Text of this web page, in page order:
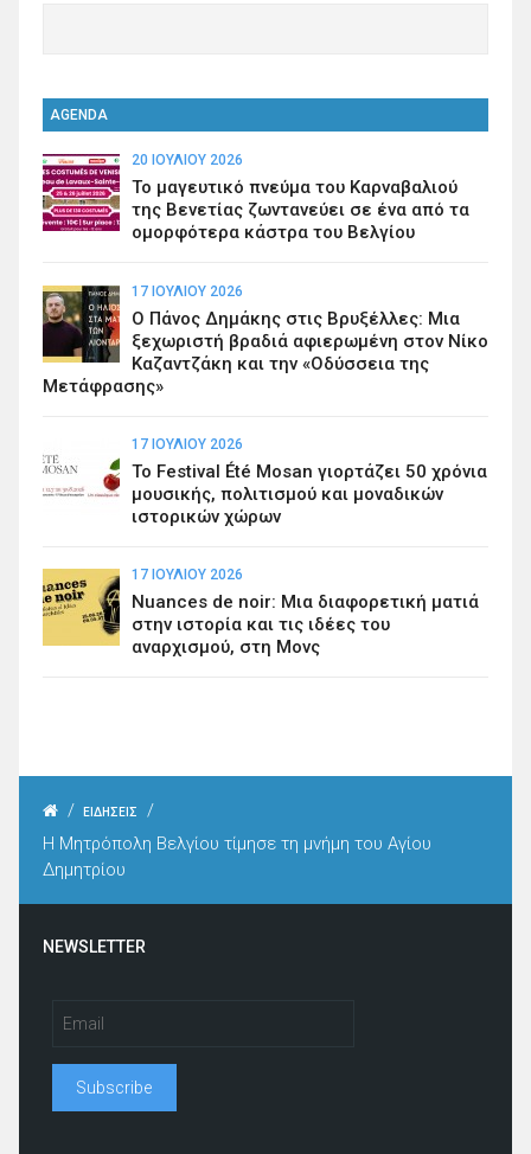
AGENDA
20 ΙΟΥΛΊΟΥ 2026
Το μαγευτικό πνεύμα του Καρναβαλιού
της Βενετίας ζωντανεύει σε ένα από τα
ομορφότερα κάστρα του Βελγίου
17 ΙΟΥΛΊΟΥ 2026
Ο Πάνος Δημάκης στις Βρυξέλλες: Μια
ξεχωριστή βραδιά αφιερωμένη στον Νίκο
Καζαντζάκη και την «Οδύσσεια της
Μετάφρασης»
17 ΙΟΥΛΊΟΥ 2026
Το Festival Été Mosan γιορτάζει 50 χρόνια
μουσικής, πολιτισμού και μοναδικών
ιστορικών χώρων
17 ΙΟΥΛΊΟΥ 2026
Nuances de noir: Μια διαφορετική ματιά
στην ιστορία και τις ιδέες του
αναρχισμού, στη Μονς
/ ΕΙΔΗΣΕΙΣ
/
Η Μητρόπολη Βελγίου τίμησε τη μνήμη του Αγίου
Δημητρίου
NEWSLETTER